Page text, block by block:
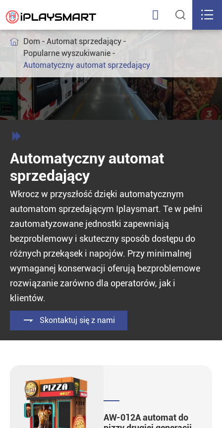
  
 Dom
Automat sprzedający
Popularne wyszukiwanie
Automatyczny automat sprzedający

Automatyczny automat
sprzedający
Wkrocz w przyszłość dzięki automatycznym
automatom sprzedającym Iplaysmart. Te w pełni
zautomatyzowane jednostki zapewniają
bezproblemowy i skuteczny sposób dostępu do
różnych przekąsek i napojów. Przy minimalnej
wymaganej konserwacji oferują bezproblemowe
rozwiązanie zarówno dla operatorów, jak i
klientów.
 Skontaktuj się z nami
AW-012A automat do